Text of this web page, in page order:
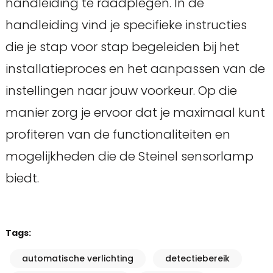
handleiding vind je specifieke instructies
die je stap voor stap begeleiden bij het
installatieproces en het aanpassen van de
instellingen naar jouw voorkeur. Op die
manier zorg je ervoor dat je maximaal kunt
profiteren van de functionaliteiten en
mogelijkheden die de Steinel sensorlamp
biedt.
Tags:
automatische verlichting
detectiebereik